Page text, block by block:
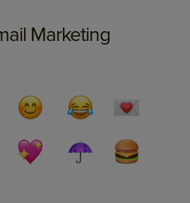
Marketing